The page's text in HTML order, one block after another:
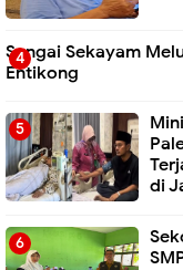
Sungai Sekayam
Entikong
di